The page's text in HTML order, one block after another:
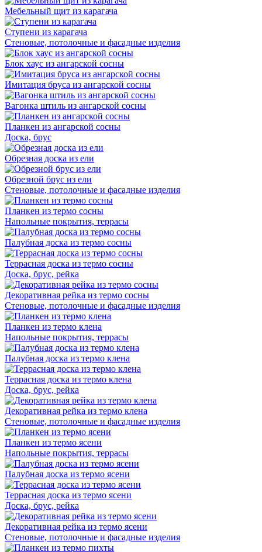
Мебельный щит из карагача
Ступени из карагача
Стеновые, потолочные и фасадные изделия
Блок хаус из ангарской сосны
Имитация бруса из ангарской сосны
Вагонка штиль из ангарской сосны
Планкен из ангарской сосны
Доска, брус
Обрезная доска из ели
Обрезной брус из ели
Стеновые, потолочные и фасадные изделия
Планкен из термо сосны
Напольные покрытия, террасы
Палубная доска из термо сосны
Террасная доска из термо сосны
Доска, брус, рейка
Декоративная рейка из термо сосны
Стеновые, потолочные и фасадные изделия
Планкен из термо клена
Напольные покрытия, террасы
Палубная доска из термо клена
Террасная доска из термо клена
Доска, брус, рейка
Декоративная рейка из термо клена
Стеновые, потолочные и фасадные изделия
Планкен из термо ясени
Напольные покрытия, террасы
Палубная доска из термо ясени
Террасная доска из термо ясени
Доска, брус, рейка
Декоративная рейка из термо ясени
Стеновые, потолочные и фасадные изделия